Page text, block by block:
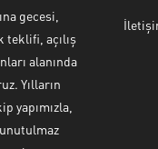
gecesi,
teklifi, açılış
alanında
Yılların
yapımızla,
unutulmaz